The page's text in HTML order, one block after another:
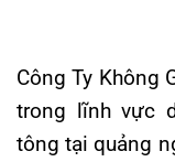
Công Ty Không
trong lĩnh vực
tông tại quảng